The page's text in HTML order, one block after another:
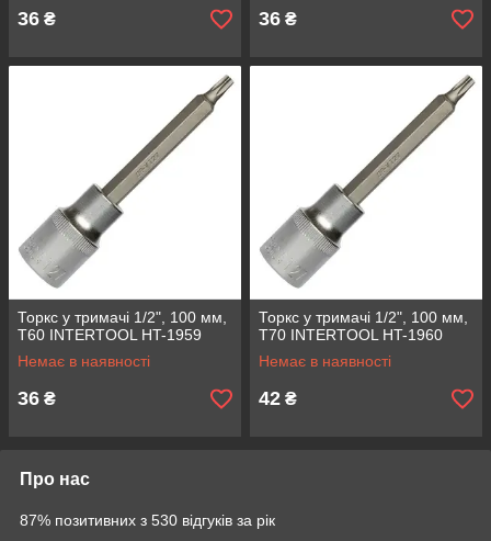
36 ₴ 36 ₴
Торкс у тримачі 1/2", 100 мм,
Т60 INTERTOOL HT-1959
Немає в наявності
36 ₴
Торкс у тримачі 1/2", 100 мм,
Т70 INTERTOOL HT-1960
Немає в наявності
42 ₴
Про нас
87% позитивних з 530 відгуків за рік